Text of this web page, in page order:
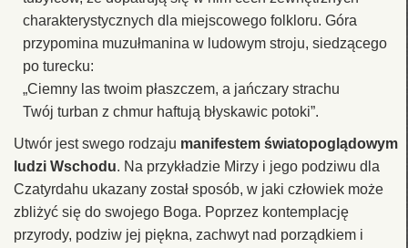
charakterystycznych dla miejscowego folkloru. Góra
przypomina muzułmanina w ludowym stroju, siedzącego
po turecku:
„Ciemny las twoim płaszczem, a jańczary strachu
Twój turban z chmur haftują błyskawic potoki”.
Utwór jest swego rodzaju manifestem światopoglądowym
ludzi Wschodu. Na przykładzie Mirzy i jego podziwu dla
Czatyrdahu ukazany został sposób, w jaki człowiek może
zbliżyć się do swojego Boga. Poprzez kontemplację
przyrody, podziw jej piękna, zachwyt nad porządkiem i